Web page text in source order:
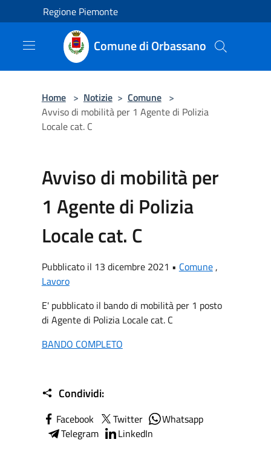
Salta al contenuto principale
Regione Piemonte
Comune di Orbassano
Home > Notizie > Comune >
Avviso di mobilità per 1 Agente di Polizia
Locale cat. C
Avviso di mobilità per
1 Agente di Polizia
Locale cat. C
Pubblicato il 13 dicembre 2021 • Comune,
Lavoro
E' pubblicato il bando di mobilità per 1 posto
di Agente di Polizia Locale cat. C
BANDO COMPLETO
Condividi:
Facebook Twitter
Whatsapp
Telegram
LinkedIn